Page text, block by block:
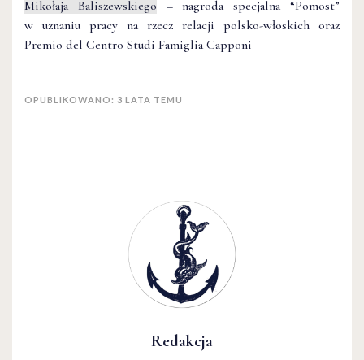
Redakcja
Mikołaja Baliszewskiego – nagroda specjalna “Pomost”
w uznaniu pracy na rzecz relacji polsko-włoskich oraz
Premio del Centro Studi Famiglia Capponi
OPUBLIKOWANO: 3 LATA TEMU